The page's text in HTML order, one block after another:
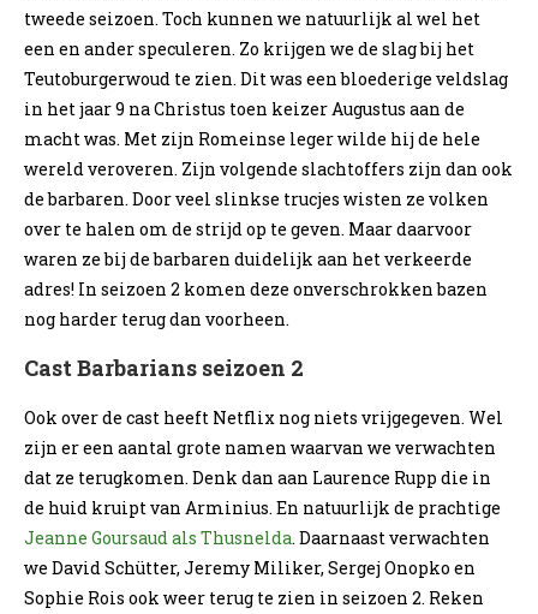
tweede seizoen. Toch kunnen we natuurlijk al wel het
een en ander speculeren. Zo krijgen we de slag bij het
Teutoburgerwoud te zien. Dit was een bloederige veldslag
in het jaar 9 na Christus toen keizer Augustus aan de
macht was. Met zijn Romeinse leger wilde hij de hele
wereld veroveren. Zijn volgende slachtoffers zijn dan ook
de barbaren. Door veel slinkse trucjes wisten ze volken
over te halen om de strijd op te geven. Maar daarvoor
waren ze bij de barbaren duidelijk aan het verkeerde
adres! In seizoen 2 komen deze onverschrokken bazen
nog harder terug dan voorheen.
Cast Barbarians seizoen 2
Ook over de cast heeft Netflix nog niets vrijgegeven. Wel
zijn er een aantal grote namen waarvan we verwachten
dat ze terugkomen. Denk dan aan Laurence Rupp die in
de huid kruipt van Arminius. En natuurlijk de prachtige
Jeanne Goursaud als Thusnelda. Daarnaast verwachten
we David Schütter, Jeremy Miliker, Sergej Onopko en
Sophie Rois ook weer terug te zien in seizoen 2. Reken